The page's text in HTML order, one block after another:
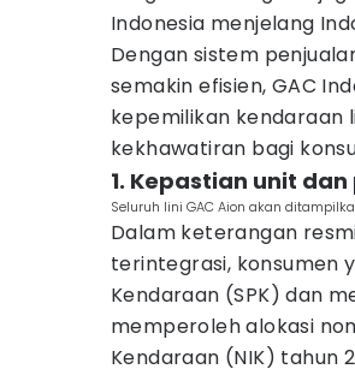
Indonesia menjelang
Dengan sistem
semakin efisien, GAC
kepemilikan kendaraan
kekhawatiran bagi
1. Kepastian unit
Seluruh lini GAC Aion akan
Dalam keterangan
terintegrasi, konsumen
Kendaraan (SPK) dan
memperoleh alokasi
Kendaraan (NIK) tahun